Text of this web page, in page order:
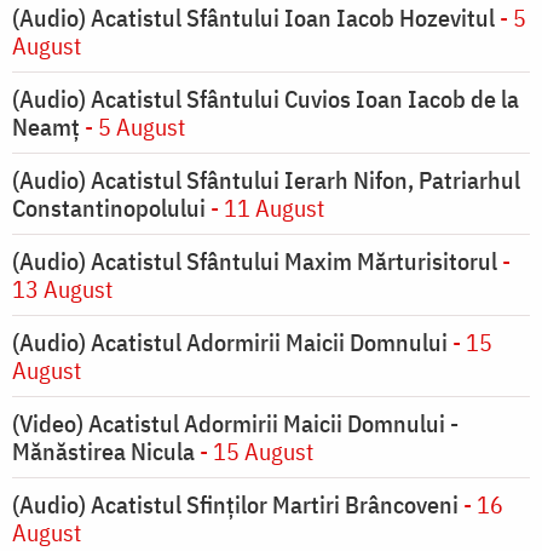
(Audio) Acatistul Sfântului Ioan Iacob Hozevitul- 5
August
(Audio) Acatistul Sfântului Cuvios Ioan Iacob de la
Neamț - 5 August
(Audio) Acatistul Sfântului Ierarh Nifon, Patriarhul
Constantinopolului - 11 August
(Audio) Acatistul Sfântului Maxim Mărturisitorul-
13 August
(Audio) Acatistul Adormirii Maicii Domnului - 15
August
(Video) Acatistul Adormirii Maicii Domnului -
Mănăstirea Nicula- 15 August
(Audio) Acatistul Sfinților Martiri Brâncoveni - 16
August